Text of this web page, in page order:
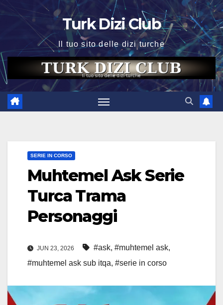
Turk Dizi Club
Il tuo sito delle dizi turche
SERIE IN CORSO
Muhtemel Ask Serie
Turca Trama
Personaggi
JUN 23, 2026 #ask, #muhtemel ask,
#muhtemel ask sub itqa, #serie in corso